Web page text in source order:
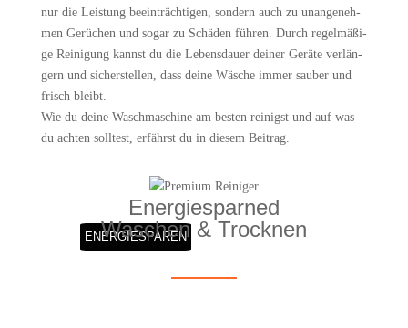
nur die Leis­tung beein­träch­ti­gen, son­dern auch zu unan­ge­neh­
men Gerü­chen und sogar zu Schä­den füh­ren. Durch regel­mä­ßi­
ge Rei­ni­gung kannst du die Lebens­dau­er dei­ner Gerä­te ver­län­
gern und sicher­stel­len, dass dei­ne Wäsche immer sau­ber und
frisch bleibt.
Wie du dei­ne Wasch­ma­schi­ne am bes­ten rei­nigst und auf was
du ach­ten soll­test, erfährst du in die­sem Beitrag.
ENER­GIE­SPA­REN
Ener­gie­spar­ned
Waschen & Trocknen